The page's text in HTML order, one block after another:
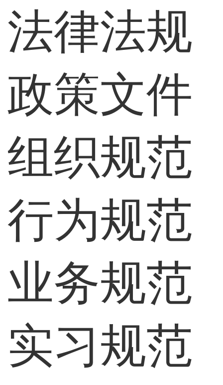
法律法规
政策文件
组织规范
行为规范
业务规范
实习规范